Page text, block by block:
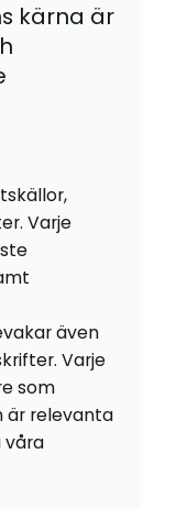
kärna är
Varje
även
Varje
som
är relevanta
våra